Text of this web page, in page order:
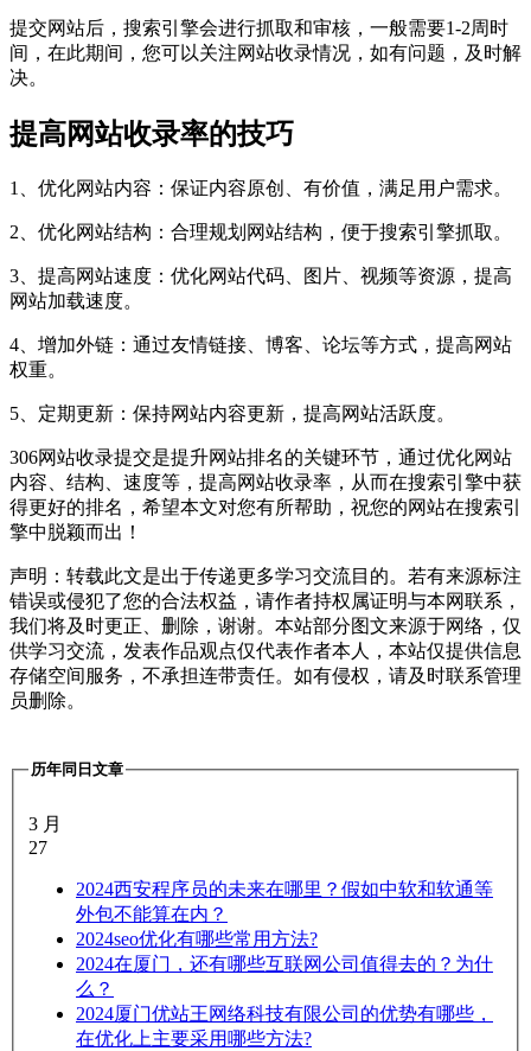
提交网站后，搜索引擎会进行抓取和审核，一般需要1-2周时
间，在此期间，您可以关注网站收录情况，如有问题，及时解
决。
提高网站收录率的技巧
1、优化网站内容：保证内容原创、有价值，满足用户需求。
2、优化网站结构：合理规划网站结构，便于搜索引擎抓取。
3、提高网站速度：优化网站代码、图片、视频等资源，提高
网站加载速度。
4、增加外链：通过友情链接、博客、论坛等方式，提高网站
权重。
5、定期更新：保持网站内容更新，提高网站活跃度。
306网站收录提交是提升网站排名的关键环节，通过优化网站
内容、结构、速度等，提高网站收录率，从而在搜索引擎中获
得更好的排名，希望本文对您有所帮助，祝您的网站在搜索引
擎中脱颖而出！
声明：转载此文是出于传递更多学习交流目的。若有来源标注
错误或侵犯了您的合法权益，请作者持权属证明与本网联系，
我们将及时更正、删除，谢谢。本站部分图文来源于网络，仅
供学习交流，发表作品观点仅代表作者本人，本站仅提供信息
存储空间服务，不承担连带责任。如有侵权，请及时联系管理
员删除。
历年同日文章
3 月
27
2024西安程序员的未来在哪里？假如中软和软通等
外包不能算在内？
2024seo优化有哪些常用方法?
2024在厦门，还有哪些互联网公司值得去的？为什
么？
2024厦门优站王网络科技有限公司的优势有哪些，
在优化上主要采用哪些方法?